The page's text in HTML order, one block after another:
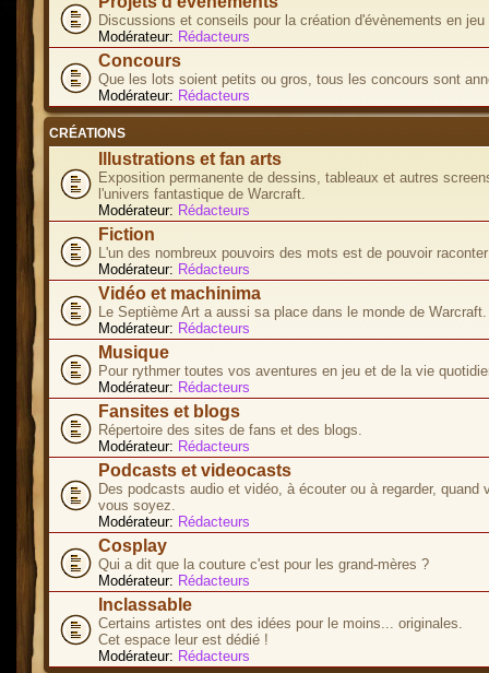
Discussions et conseils pour la création d'évènements en jeu
Modérateur: Rédacteurs
Concours
Que les lots soient petits ou gros, tous les concours sont
Modérateur: Rédacteurs
CRÉATIONS
Illustrations et fan arts
Exposition permanente de dessins, tableaux et autres
l'univers fantastique de Warcraft.
Modérateur: Rédacteurs
Fiction
L'un des nombreux pouvoirs des mots est de pouvoir
Modérateur: Rédacteurs
Vidéo et machinima
Le Septième Art a aussi sa place dans le monde de Warcraft.
Modérateur: Rédacteurs
Musique
Pour rythmer toutes vos aventures en jeu et de la vie
Modérateur: Rédacteurs
Fansites et blogs
Répertoire des sites de fans et des blogs.
Modérateur: Rédacteurs
Podcasts et videocasts
Des podcasts audio et vidéo, à écouter ou à regarder, quand
vous soyez.
Modérateur: Rédacteurs
Cosplay
Qui a dit que la couture c'est pour les grand-mères ?
Modérateur: Rédacteurs
Inclassable
Certains artistes ont des idées pour le moins... originales.
Cet espace leur est dédié !
Modérateur: Rédacteurs